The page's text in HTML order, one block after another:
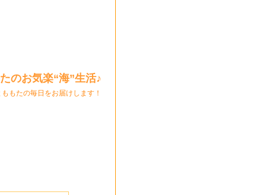
のお気楽“海”生活♪
もたの毎日をお届けします！